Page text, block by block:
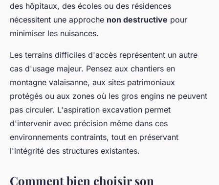
des hôpitaux, des écoles ou des résidences
nécessitent une approche non destructive pour
minimiser les nuisances.
Les terrains difficiles d'accès représentent un autre
cas d'usage majeur. Pensez aux chantiers en
montagne valaisanne, aux sites patrimoniaux
protégés ou aux zones où les gros engins ne peuvent
pas circuler. L'aspiration excavation permet
d'intervenir avec précision même dans ces
environnements contraints, tout en préservant
l'intégrité des structures existantes.
Comment bien choisir son